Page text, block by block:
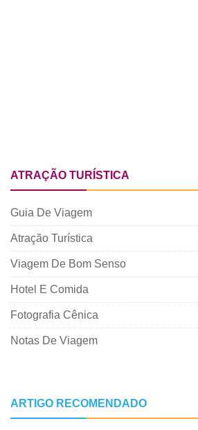
ATRAÇÃO TURÍSTICA
Guia De Viagem
Atração Turística
Viagem De Bom Senso
Hotel E Comida
Fotografia Cênica
Notas De Viagem
ARTIGO RECOMENDADO